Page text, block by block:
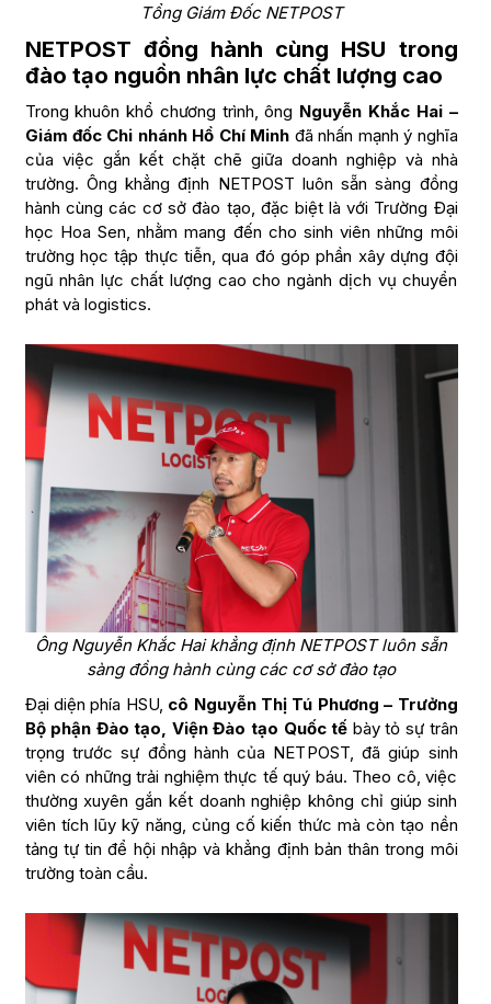
Tổng Giám Đốc NETPOST
NETPOST đồng hành cùng HSU trong
đào tạo nguồn nhân lực chất lượng cao
Trong khuôn khổ chương trình, ông Nguyễn Khắc Hai –
Giám đốc Chi nhánh Hồ Chí Minh đã nhấn mạnh ý nghĩa
của việc gắn kết chặt chẽ giữa doanh nghiệp và nhà
trường. Ông khẳng định NETPOST luôn sẵn sàng đồng
hành cùng các cơ sở đào tạo, đặc biệt là với Trường Đại
học Hoa Sen, nhằm mang đến cho sinh viên những môi
trường học tập thực tiễn, qua đó góp phần xây dựng đội
ngũ nhân lực chất lượng cao cho ngành dịch vụ chuyển
phát và logistics.
Ông Nguyễn Khắc Hai khẳng định NETPOST luôn sẵn
sàng đồng hành cùng các cơ sở đào tạo
Đại diện phía HSU, cô Nguyễn Thị Tú Phương – Trưởng
Bộ phận Đào tạo, Viện Đào tạo Quốc tế bày tỏ sự trân
trọng trước sự đồng hành của NETPOST, đã giúp sinh
viên có những trải nghiệm thực tế quý báu. Theo cô, việc
thường xuyên gắn kết doanh nghiệp không chỉ giúp sinh
viên tích lũy kỹ năng, củng cố kiến thức mà còn tạo nền
tảng tự tin để hội nhập và khẳng định bản thân trong môi
trường toàn cầu.